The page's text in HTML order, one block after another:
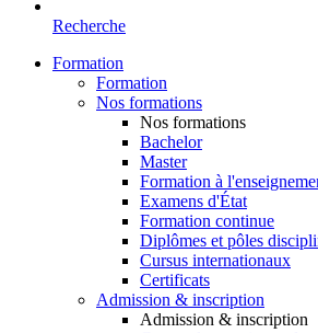
Recherche
Formation
Formation
Nos formations
Nos formations
Bachelor
Master
Formation à
Examens d'État
Formation continue
Diplômes et pôles
Cursus internationaux
Certificats
Admission & inscription
Admission & inscription